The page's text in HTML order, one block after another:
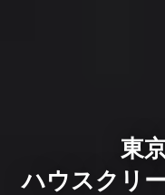
東
ハウスクリ